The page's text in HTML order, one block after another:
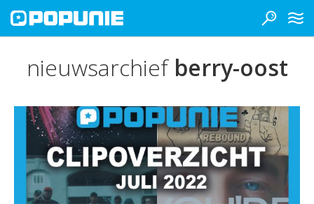
nieuwsarchief berry-oost